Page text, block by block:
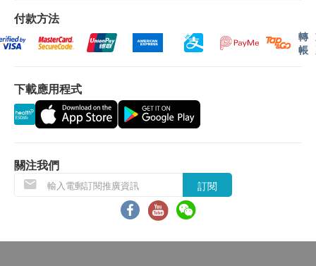
糖尿病測試：血糖(空腹)
由心臟科專科醫生講解報告
以下為一些會增加患冠心病機會的風險因素：
患病風險隨年齡遞增
男性患病風險較女性高，並容易於年輕時心臟病發
吸煙、過重、飲酒過量、憂慮或精神緊張
糖尿病
高血壓 / 高膽固醇
試）。
完成一般檢查後3-4個工作天，香港國際心臟中心
會再次致電客戶安排第二次預約，安排由心臟科專
告。
請注意：心臟健康檢查必須經醫生評估是否適合進
行。如醫生認為不適合進行心臟健康檢查，香港國
查項目之費用，餘額將退回客戶。
免責聲明：
所有健康檢查/服務並非作為醫務診斷或治療用
付款方法
轉
帳
下載應用程式
關注我們
訂閱